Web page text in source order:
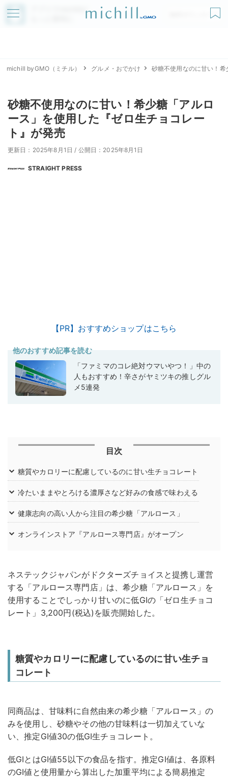
アプリでmichillが
無料ダウンロード
michill byGMO（ミチル） グルメ・おでかけ 砂糖不使用なのに甘い！
砂糖不使用なのに甘い！希少糖「アルロ
ース」を使用した『ゼロ生チョコレー
ト』が発売
更新日：2025年8月1日 / 公開日：2025年8月1日
STRAIGHT PRESS
【PR】おすすめショップはこちら
他のおすすめ記事を読む
「ファミマのコレ絶対ウマいやつ！」中の
人もおすすめ！辛さがヤミツキの推しグル
メ5連発
目次
糖質やカロリーに配慮しているのに甘い生チョコレート
冷たいままやとろける濃厚さなど好みの食感で味わえる
健康志向の高い人から注目の希少糖「アルロース」
オンラインストア『アルロース専門店』がオープン
ネステックジャパンがドクターズチョイスと提携し運営
する「アルロース専門店」は、希少糖「アルロース」を
使用することでしっかり甘いのに低GIの「ゼロ生チョコ
レート」3,200円(税込)を販売開始した。
糖質やカロリーに配慮しているのに甘い生チョ
コレート
同商品は、甘味料に自然由来の希少糖「アルロース」の
みを使用し、砂糖やその他の甘味料は一切加えていな
い、推定GI値30の低GI生チョコレート。
低GIとはGI値55以下の食品を指す。推定GI値は、各原料
のGI値と使用量から算出した加重平均による簡易推定